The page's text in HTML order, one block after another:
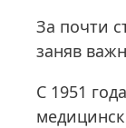
За почти
заняв
С 1951